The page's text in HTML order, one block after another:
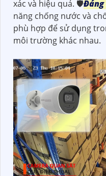
xác và hiệu quả. 🛡Đáng
năng chống nước và
phù hợp để sử dụng
môi trường khác nhau.